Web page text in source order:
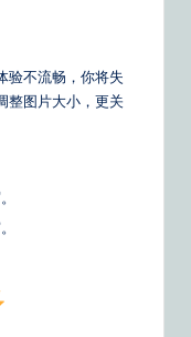
验不流畅，你将失
整图片大小，更关